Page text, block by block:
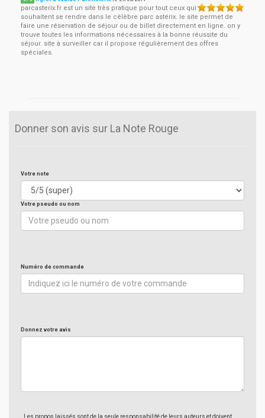
parcasterix.fr est un site très pratique pour tout ceux qui
souhaitent se rendre dans le célèbre parc astérix. le site permet de
faire une réservation de séjour ou de billet directement en ligne. on y
trouve toutes les informations nécessaires à la bonne réussite du
séjour. site à surveiller car il propose régulièrement des offres
spéciales.
Donner son avis sur La Note Rouge
Votre note
Votre pseudo ou nom
Numéro de commande
Donnez votre avis
Les propos laissés sont de la seule responsabilité de leurs auteurs et doivent